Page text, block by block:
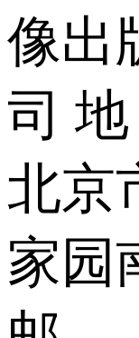
像出
司
北京
家园